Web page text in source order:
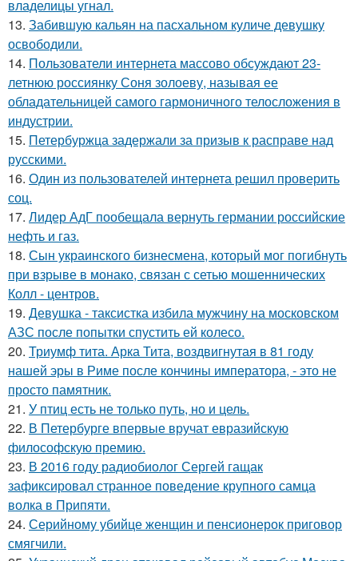
владелицы угнал.
13. Забившую кальян на пасхальном куличе девушку
освободили.
14. Пользователи интернета массово обсуждают 23-
летнюю россиянку Соня золоеву, называя ее
обладательницей самого гармоничного телосложения в
индустрии.
15. Петербуржца задержали за призыв к расправе над
русскими.
16. Один из пользователей интернета решил проверить
соц.
17. Лидер АдГ пообещала вернуть германии российские
нефть и газ.
18. Сын украинского бизнесмена, который мог погибнуть
при взрыве в монако, связан с сетью мошеннических
Колл - центров.
19. Девушка - таксистка избила мужчину на московском
АЗС после попытки спустить ей колесо.
20. Триумф тита. Арка Тита, воздвигнутая в 81 году
нашей эры в Риме после кончины императора, - это не
просто памятник.
21. У птиц есть не только путь, но и цель.
22. В Петербурге впервые вручат евразийскую
философскую премию.
23. В 2016 году радиобиолог Сергей гащак
зафиксировал странное поведение крупного самца
волка в Припяти.
24. Серийному убийце женщин и пенсионерок приговор
смягчили.